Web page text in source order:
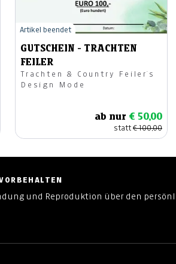
GUTSCHEIN - TRACHTEN
FEILER
Trachten & Country Feiler`s
Design Mode
ab nur € 50,00
statt€ 100,00
Artikel beendet
und Reproduktion über den